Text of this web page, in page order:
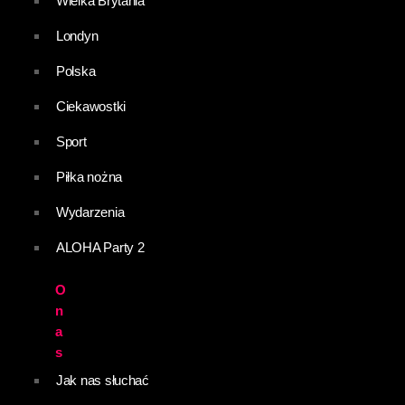
Londyn
Polska
Ciekawostki
Sport
Piłka nożna
Wydarzenia
ALOHA Party 2
O
n
a
s
Jak nas słuchać